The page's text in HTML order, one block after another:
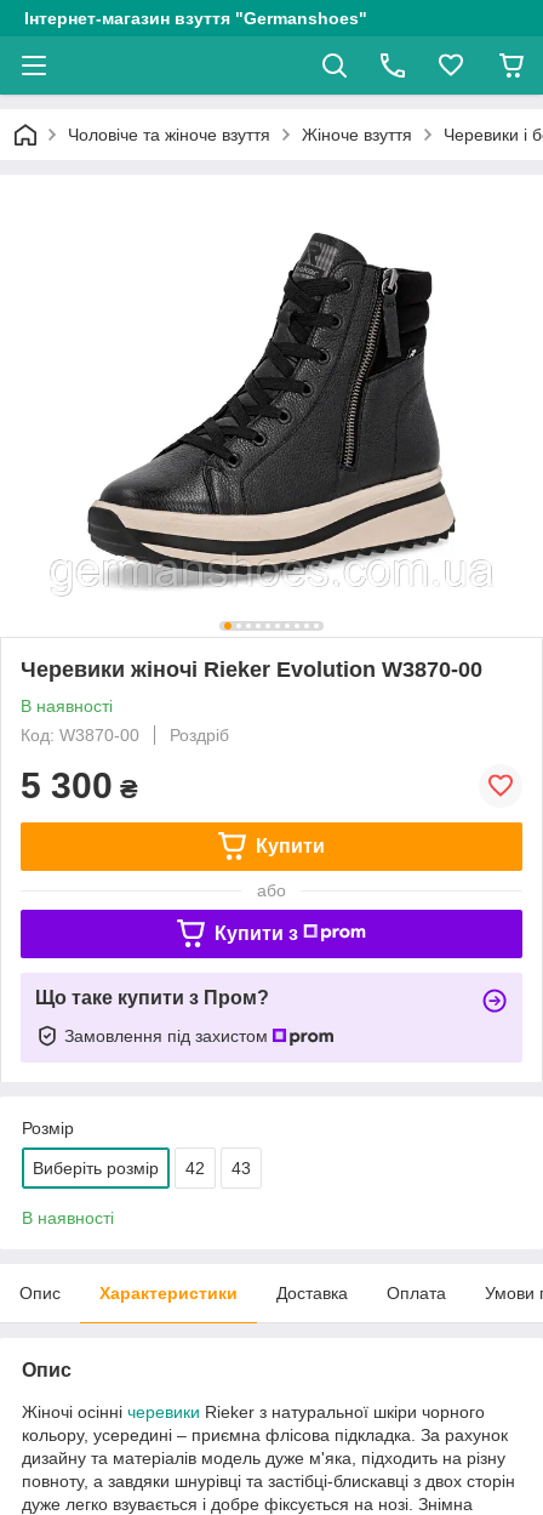
Інтернет-магазин взуття "Germanshoes"
Чоловіче та жіноче взуття Жіноче взуття Черевики і
Черевики жіночі Rieker Evolution W3870-00
В наявності
Код: W3870-00
Роздріб
5 300 ₴
Купити
або
Купити з
Що таке купити з Пром?
Замовлення під захистом
Розмір
Виберіть розмір 42 43
В наявності
Опис Характеристики Доставка Оплата Умови
Опис
Жіночі осінні черевики Rieker з натуральної шкіри чорного
кольору, усередині – приємна флісова підкладка. За рахунок
дизайну та матеріалів модель дуже м'яка, підходить на різну
повноту, а завдяки шнурівці та застібці-блискавці з двох сторін
дуже легко взувається і добре фіксується на нозі. Знімна